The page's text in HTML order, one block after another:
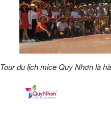
Tour du lịch mice Quy Nhơn là